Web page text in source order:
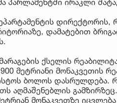
დირექტორის,
დამატებით
ქსელის
მეტრიანი მონაკვეთის
ბოლოს დასრულდება.
აღმაშენებლის
მონაკვეთზე